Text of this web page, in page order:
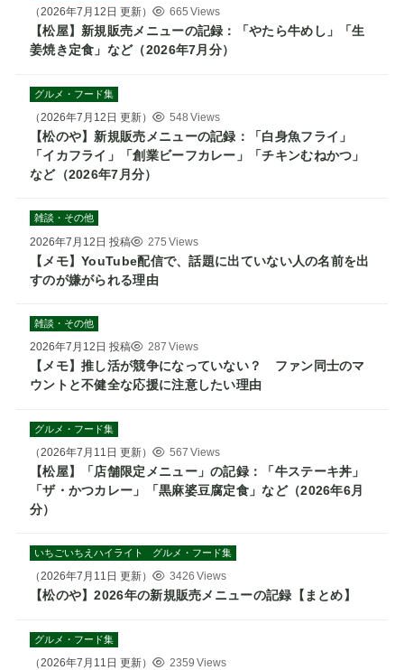
（2026年7月12日 更新） 665 Views
【松屋】新規販売メニューの記録：「やたら牛めし」「生
姜焼き定食」など（2026年7月分）
グルメ・フード集
（2026年7月12日 更新） 548 Views
【松のや】新規販売メニューの記録：「白身魚フライ」
「イカフライ」「創業ビーフカレー」「チキンむねかつ」
など（2026年7月分）
雑談・その他
2026年7月12日 投稿 275 Views
【メモ】YouTube配信で、話題に出ていない人の名前を出
すのが嫌がられる理由
雑談・その他
2026年7月12日 投稿 287 Views
【メモ】推し活が競争になっていない？ ファン同士のマ
ウントと不健全な応援に注意したい理由
グルメ・フード集
（2026年7月11日 更新） 567 Views
【松屋】「店舗限定メニュー」の記録：「牛ステーキ丼」
「ザ・かつカレー」「黒麻婆豆腐定食」など（2026年6月
分）
いちごいちえハイライト グルメ・フード集
（2026年7月11日 更新） 3426 Views
【松のや】2026年の新規販売メニューの記録【まとめ】
グルメ・フード集
（2026年7月11日 更新） 2359 Views